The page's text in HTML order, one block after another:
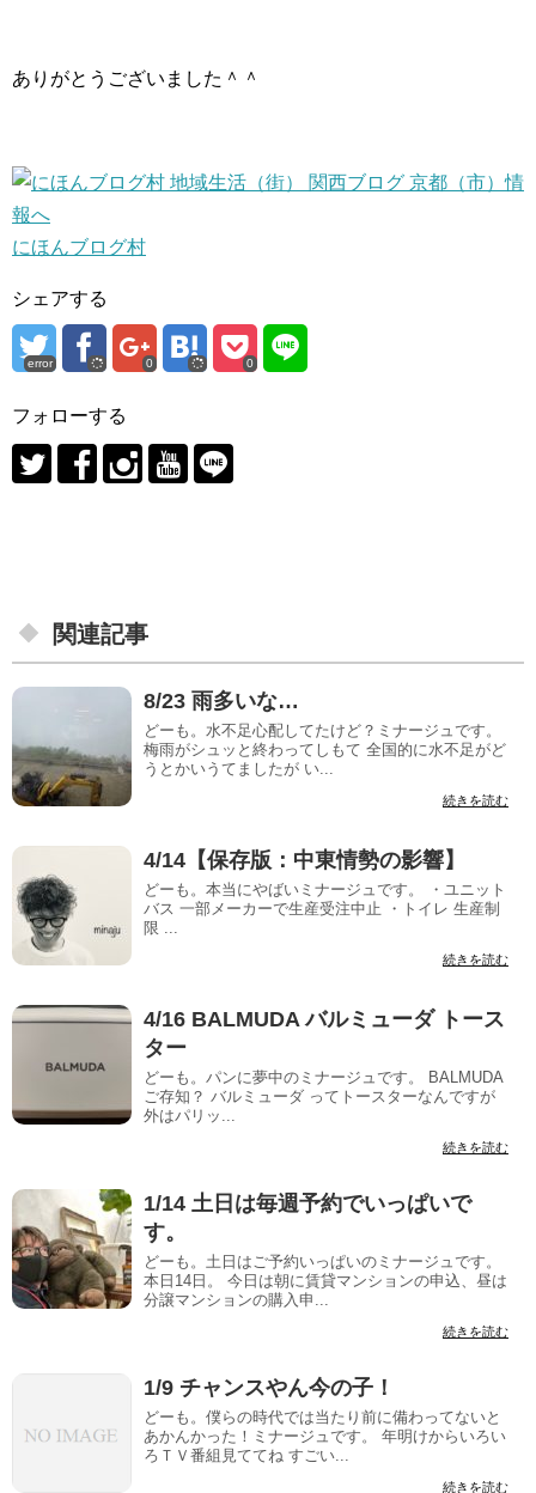
ありがとうございました＾＾
にほんブログ村
シェアする
error 0 0
フォローする
関連記事
8/23 雨多いな…
どーも。水不足心配してたけど？ミナージュです。
梅雨がシュッと終わってしもて 全国的に水不足がど
うとかいうてましたが い...
続きを読む
4/14【保存版：中東情勢の影響】
どーも。本当にやばいミナージュです。 ・ユニット
バス 一部メーカーで生産受注中止 ・トイレ 生産制
限 ...
続きを読む
4/16 BALMUDA バルミューダ トース
ター
どーも。パンに夢中のミナージュです。 BALMUDA
ご存知？ バルミューダ ってトースターなんですが
外はパリッ...
続きを読む
1/14 土日は毎週予約でいっぱいで
す。
どーも。土日はご予約いっぱいのミナージュです。
本日14日。 今日は朝に賃貸マンションの申込、昼は
分譲マンションの購入申...
続きを読む
1/9 チャンスやん今の子！
どーも。僕らの時代では当たり前に備わってないと
あかんかった！ミナージュです。 年明けからいろい
ろＴＶ番組見ててね すごい...
続きを読む